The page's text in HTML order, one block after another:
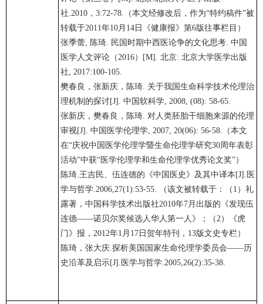
社.2010，3:72-78.（本文经修改后，作为“特约稿件”被
转载于2011年10月14日《健康报》第6版往事栏目）
张季蕾, 陈琦. 民国时期中西医论争的文化思考. 中国
医学人文评论（2016）[M]. 北京: 北京大学医学出版
社, 2017:100-105.
樊春良，张新庆，陈琦. 关于我国生命科学技术伦理治
理机制的探讨[J]. 中国软科学, 2008, (08): 58-65.
张新庆，樊春良，陈琦. 对人类胚胎干细胞来源的伦理
审视[J]. 中国医学伦理学, 2007, 20(06): 56-58.（本文
在“庆祝中国医学伦理学暨生命伦理学研究30周年表彰
活动”中获“医学伦理学和生命伦理学优秀论文奖”）
陈琦.王吉民、伍连德的《中国医史》及其中译本[J].医
学与哲学.2006,27(1):53-55. （该文被转载于：（1）礼
露著，中国科学技术出版社2010年7月出版的《发现伍
连德——诺贝尔奖候选人华人第一人》；（2）《虎
门》报，2012年1月17日贺年特刊，13版文史专栏）
陈琦，张大庆.探析美国国家生命伦理学委员会——历
史沿革及启示[J].医学与哲学.2005,26(2):35-38.